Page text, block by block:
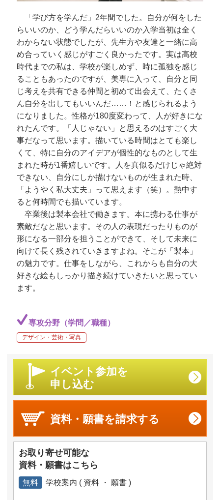
「学び方を学んだ」2年間でした。自分が何をした
らいいのか、どう学んだらいいのか入学当初は全く
わからない状態でしたが、先生方や友達と一緒に高
め合っていく感じがすごく良かったです。実は高校
時代までの私は、学校が楽しめず、時に孤独を感じ
ることもあったのですが、美専に入って、自分と同
じ考えを共有できる仲間と初めて出会えて、たくさ
ん自分を出してもいいんだ……！と感じられるよう
になりました。性格が180度変わって、人が好きにな
れたんです。「人じゃない」と思えるのはすごく大
事だなって思います。描いている時間はとても楽し
くて、特に自分のアイデアが個性的なものとして生
まれた時が1番嬉しいです。人を真似るだけじゃ絶対
できない、自分にしか描けないものが生まれた時、
「ようやく私大丈夫」って思えます（笑）。熱中す
ると何時間でも描いています。
卒業後は製本会社で働きます。本に携わる仕事が
素敵だなと思います。その人の表現だったりものが
形になる一部分を担うことができて、そして未来に
向けて長く残されていきますよね。そこが「製本」
の魅力です。仕事をしながら、これからも自分の大
好きな絵もしっかり描き続けていきたいと思ってい
ます。
専攻分野（学問／職種）
デザイン・芸術・写真
イベント参加を
申し込む
資料・願書を請求する
お取り寄せ可能な
資料・願書はこちら
無料 学校案内 ( 資料 ・ 願書 )